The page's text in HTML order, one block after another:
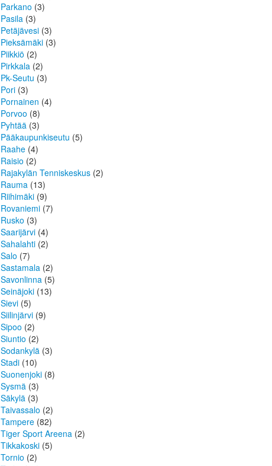
Parkano (3)
Pasila (3)
Petäjävesi (3)
Pieksämäki (3)
Piikkiö (2)
Pirkkala (2)
Pk-Seutu (3)
Pori (3)
Pornainen (4)
Porvoo (8)
Pyhtää (3)
Pääkaupunkiseutu (5)
Raahe (4)
Raisio (2)
Rajakylän Tenniskeskus (2)
Rauma (13)
Riihimäki (9)
Rovaniemi (7)
Rusko (3)
Saarijärvi (4)
Sahalahti (2)
Salo (7)
Sastamala (2)
Savonlinna (5)
Seinäjoki (13)
Sievi (5)
Siilinjärvi (9)
Sipoo (2)
Siuntio (2)
Sodankylä (3)
Stadi (10)
Suonenjoki (8)
Sysmä (3)
Säkylä (3)
Taivassalo (2)
Tampere (82)
Tiger Sport Areena (2)
Tikkakoski (5)
Tornio (2)